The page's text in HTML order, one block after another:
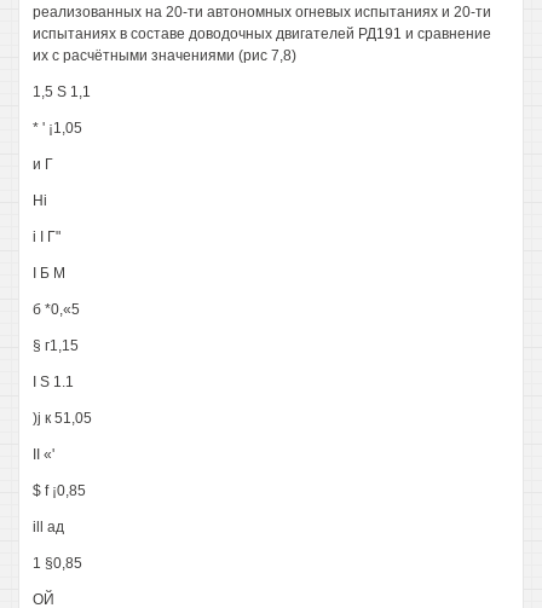
реализованных на 20-ти автономных огневых испытаниях и 20-ти
испытаниях в составе доводочных двигателей РД191 и сравнение
их с расчётными значениями (рис 7,8)
1,5 S 1,1
* ' ¡1,05
и Г
Hi
i I Г"
I Б М
б *0,«5
§ г1,15
I S 1.1
)j к 51,05
II «'
$ f ¡0,85
ill ад
1 §0,85
ОЙ